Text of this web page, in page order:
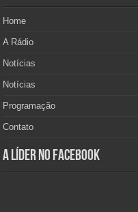
Home
A Rádio
Notícias
Notícias
Programação
Contato
A Líder no Facebook